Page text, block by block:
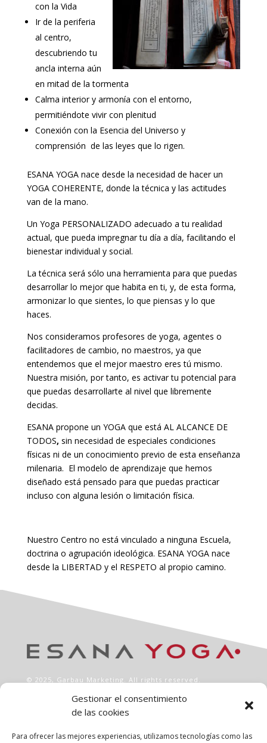
Gestionar el consentimiento
de las cookies
Para ofrecer las mejores experiencias, utilizamos tecnologías como las
con la Vida
Ir de la periferia
al centro,
descubriendo tu
ancla interna aún
en mitad de la tormenta
Calma interior y armonía con el entorno,
permitiéndote vivir con plenitud
Conexión con la Esencia del Universo y
comprensión de las leyes que lo rigen.
ESANA YOGA nace desde la necesidad de hacer un
YOGA COHERENTE, donde la técnica y las actitudes
van de la mano.
Un Yoga PERSONALIZADO adecuado a tu realidad
actual, que pueda impregnar tu día a día, facilitando el
bienestar individual y social.
La técnica será sólo una herramienta para que puedas
desarrollar lo mejor que habita en ti, y, de esta forma,
armonizar lo que sientes, lo que piensas y lo que
haces.
Nos consideramos profesores de yoga, agentes o
facilitadores de cambio, no maestros, ya que
entendemos que el mejor maestro eres tú mismo.
Nuestra misión, por tanto, es activar tu potencial para
que puedas desarrollarte al nivel que libremente
decidas.
ESANA propone un YOGA que está AL ALCANCE DE
TODOS, sin necesidad de especiales condiciones
físicas ni de un conocimiento previo de esta enseñanza
milenaria. El modelo de aprendizaje que hemos
diseñado está pensado para que puedas practicar
incluso con alguna lesión o limitación física.
Nuestro Centro no está vinculado a ninguna Escuela,
doctrina o agrupación ideológica. ESANA YOGA nace
desde la LIBERTAD y el RESPETO al propio camino.
© 2025, Garbau Marketing. All rights reserved.
INFO
Aviso legal